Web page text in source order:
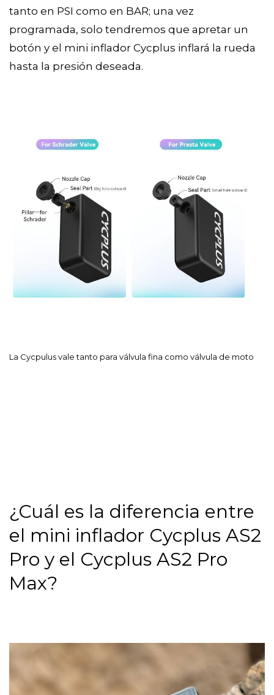
tanto en PSI como en BAR; una vez
programada, solo tendremos que apretar un
botón y el mini inflador Cycplus inflará la rueda
hasta la presión deseada.
La Cycpulus vale tanto para válvula fina como válvula de moto
¿Cuál es la diferencia entre
el mini inflador Cycplus AS2
Pro y el Cycplus AS2 Pro
Max?